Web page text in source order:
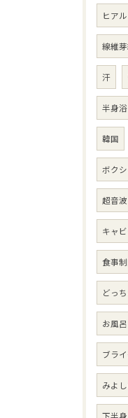
ヒア
線維
汗
半身浴
韓国
ボク
超音波
キャ
食事
どっ
お風呂
ブラ
みよ